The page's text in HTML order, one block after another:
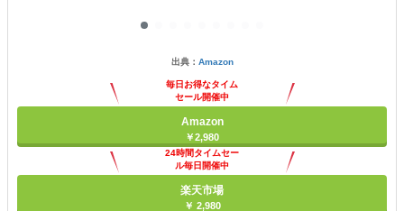
出典： Amazon
毎日お得なタイム
セール開催中
Amazon
￥2,980
24時間タイムセー
ル毎日開催中
楽天市場
￥ 2,980